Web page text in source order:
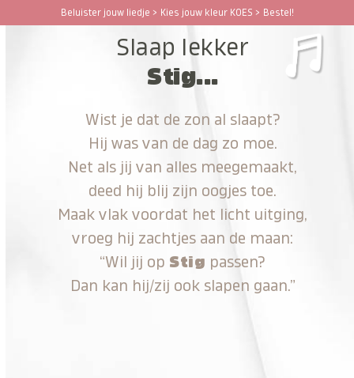
Beluister jouw liedje > Kies jouw kleur KOES > Bestel!
Open
Close
Slaap lekker
Stig...
Wist je dat de zon al slaapt?
Hij was van de dag zo moe.
Net als jij van alles meegemaakt,
deed hij blij zijn oogjes toe.
Maak vlak voordat het licht uitging,
vroeg hij zachtjes aan de maan:
“Wil jij op Stig passen?
Dan kan hij/zij ook slapen gaan.”